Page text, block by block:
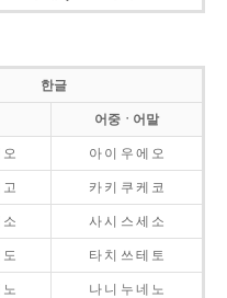
한글
어중ㆍ어말
오 아 이 우 에 오
고 카 키 쿠 케 코
소 사 시 스 세 소
도 타 치 쓰 테 토
노 나 니 누 네 노